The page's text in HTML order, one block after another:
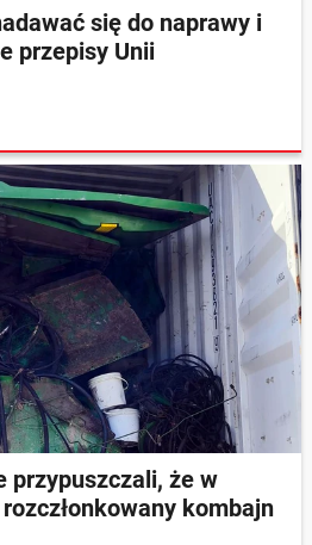
się do naprawy i
przepisy Unii
przypuszczali, że w
kombajn